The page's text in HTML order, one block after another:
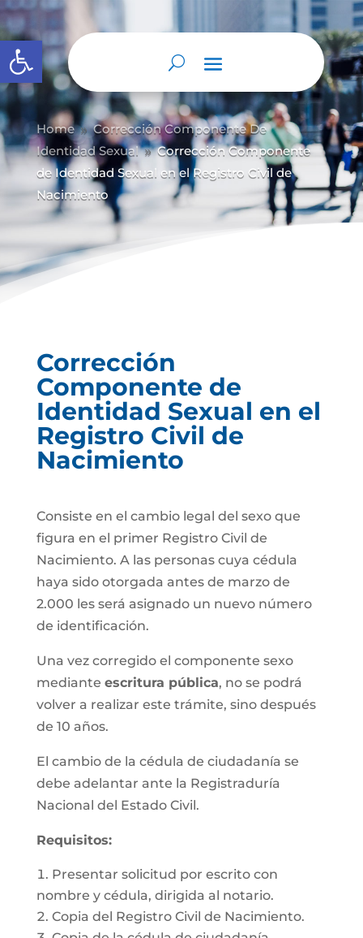
Abrir barra de herramientas
Home 9 Corrección Componente De
Identidad Sexual 9 Corrección Componente
de Identidad Sexual en el Registro Civil de
Nacimiento
Corrección
Componente de
Identidad Sexual en el
Registro Civil de
Nacimiento
Consiste en el cambio legal del sexo que
figura en el primer Registro Civil de
Nacimiento. A las personas cuya cédula
haya sido otorgada antes de marzo de
2.000 les será asignado un nuevo número
de identificación.
Una vez corregido el componente sexo
mediante escritura pública, no se podrá
volver a realizar este trámite, sino después
de 10 años.
El cambio de la cédula de ciudadanía se
debe adelantar ante la Registraduría
Nacional del Estado Civil.
Requisitos:
Presentar solicitud por escrito con
nombre y cédula, dirigida al notario.
Copia del Registro Civil de Nacimiento.